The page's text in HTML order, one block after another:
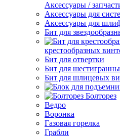
Аксессуары /
Аксессуары для
Аксессуары для
Бит для
крестообразных
Бит для отвертки
Бит для
Бит для шлицевых
Болторез
Ведро
Воронка
Газовая горелка
Грабли